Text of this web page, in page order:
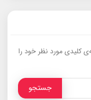
کلیدی مورد نظر خود را
جستجو